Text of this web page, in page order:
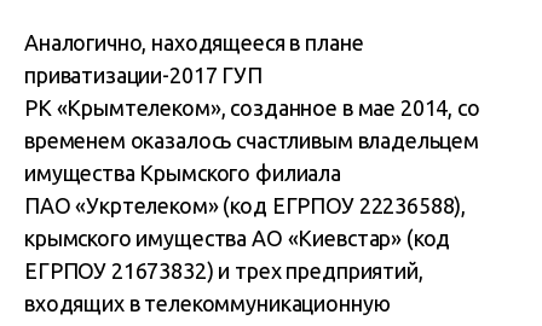
Аналогично, находящееся в плане
приватизации-2017 ГУП
РК «Крымтелеком», созданное в мае 2014, со
временем оказалось счастливым владельцем
имущества Крымского филиала
ПАО «Укртелеком» (код ЕГРПОУ 22236588),
крымского имущества АО «Киевстар» (код
ЕГРПОУ 21673832) и трех предприятий,
входящих в телекоммуникационную